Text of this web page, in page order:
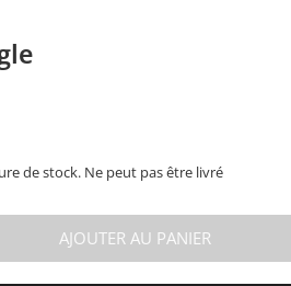
de stock. Ne peut pas être livré
AJOUTER AU PANIER